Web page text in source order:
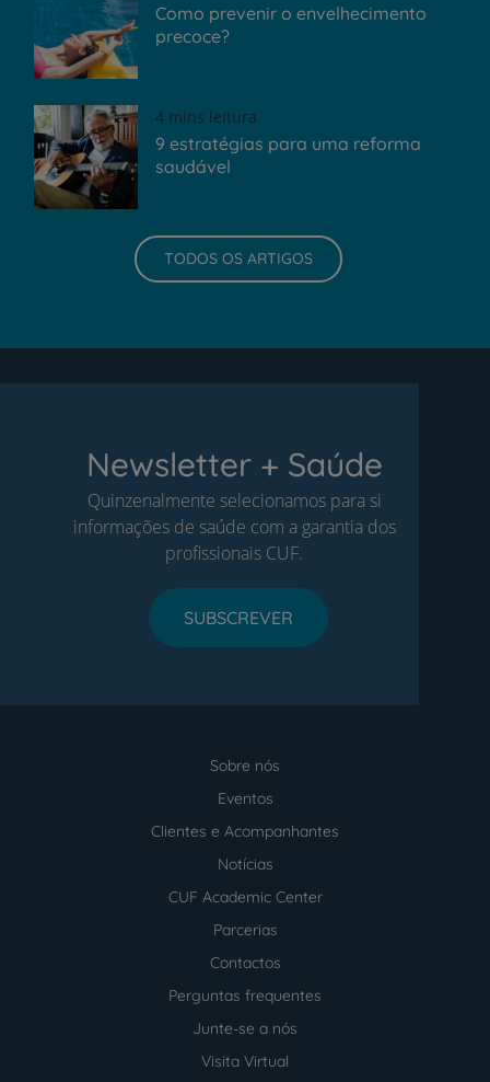
Como prevenir o envelhecimento
precoce?
4 mins leitura
9 estratégias para uma reforma
saudável
TODOS OS ARTIGOS
Newsletter + Saúde
Quinzenalmente selecionamos para si
informações de saúde com a garantia dos
profissionais CUF.
SUBSCREVER
Sobre nós
Eventos
Clientes e Acompanhantes
Notícias
CUF Academic Center
Parcerias
Contactos
Perguntas frequentes
Junte-se a nós
Visita Virtual